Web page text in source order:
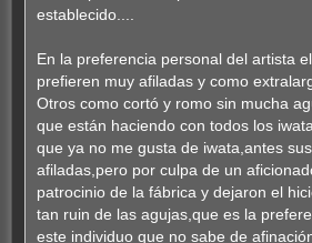
establecido....
En la preferencia personal del artista
prefieren muy afiladas y como
Otros como cortó y romo sin mucha
que están haciendo con todos los
que ya no me gusta de iwata,antes
afiladas,pero por culpa de un
patrocinio de la fábrica y dejaron el
tan ruin de las agujas,que es la
este individuo que no sabe de